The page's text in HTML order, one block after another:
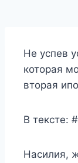
Не успев
которая
вторая
В тексте:
Насилия,